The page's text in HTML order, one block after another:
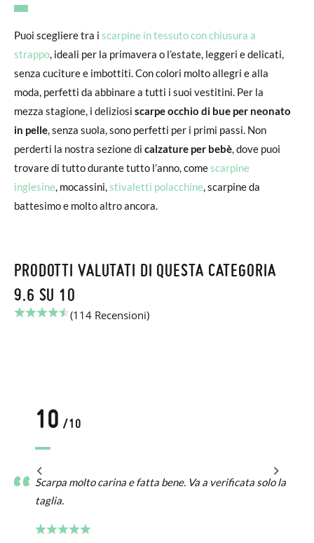
Puoi scegliere tra i scarpine in tessuto con chiusura a
strappo, ideali per la primavera o l’estate, leggeri e delicati,
senza cuciture e imbottiti. Con colori molto allegri e alla
moda, perfetti da abbinare a tutti i suoi vestitini. Per la
mezza stagione, i deliziosi scarpe occhio di bue per neonato
in pelle, senza suola, sono perfetti per i primi passi. Non
perderti la nostra sezione di calzature per bebè, dove puoi
trovare di tutto durante tutto l’anno, comescarpine
inglesine, mocassini,stivaletti polacchine, scarpine da
battesimo e molto altro ancora.
PRODOTTI VALUTATI DI QUESTA CATEGORIA
9.6 SU 10
(114 Recensioni)
10 /10
Scarpa molto carina e fatta bene. Va a verificata solo la
taglia.